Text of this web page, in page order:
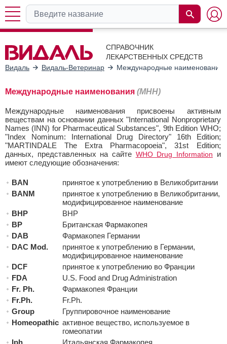
СПРАВОЧНИК
ЛЕКАРСТВЕННЫХ СРЕДСТВ
Видаль
Видаль-Ветеринар Международные
Международные наименования (МНН)
Международные наименования присвоены активным
веществам на основании данных "International Nonproprietary
Names (INN) for Pharmaceutical Substances", 9th Edition WHO;
"Index Nominum: International Drug Directory" 16th Edition;
"MARTINDALE The Extra Pharmacopoeia", 31st Edition;
данных, представленных на сайте WHO Drug Information и
имеют следующие обозначения:
BAN
принятое к употреблению в Великобритании
BANM
принятое к употреблению в Великобритании,
модифицированное наименование
BHP
BHP
BP
Британская Фармакопея
DAB
Фармакопея Германии
DAC Mod.
принятое к употреблению в Германии,
модифицированное наименование
DCF
принятое к употреблению во Франции
FDA
U.S. Food and Drug Administration
Fr. Ph.
Фармакопея Франции
Fr.Ph.
Fr.Ph.
Group
Группировочное наименование
Homeopathic активное вещество, используемое в
гомеопатии
Iph
Итальянская Фармакопея